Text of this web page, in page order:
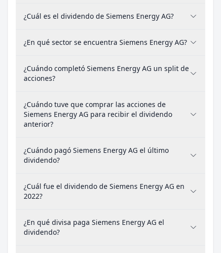
¿Cuál es el dividendo de Siemens Energy AG?
¿En qué sector se encuentra Siemens Energy AG?
¿Cuándo completó Siemens Energy AG un split de
acciones?
¿Cuándo tuve que comprar las acciones de
Siemens Energy AG para recibir el dividendo
anterior?
¿Cuándo pagó Siemens Energy AG el último
dividendo?
¿Cuál fue el dividendo de Siemens Energy AG en
2022?
¿En qué divisa paga Siemens Energy AG el
dividendo?